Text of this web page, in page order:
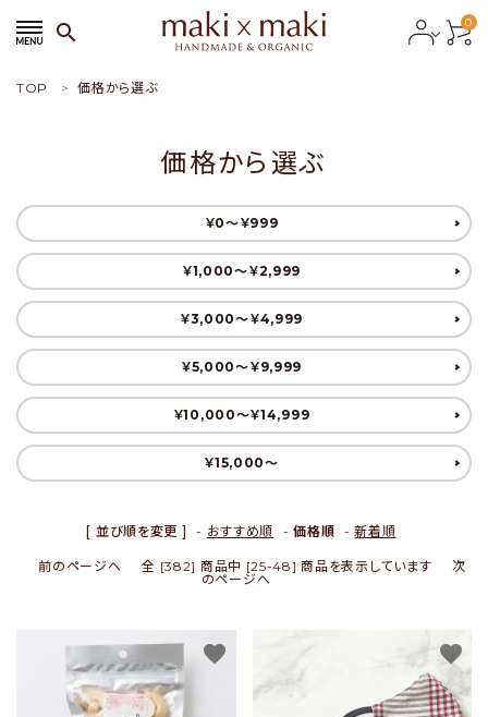
search 0
ようこそ ゲスト 様
meeting_room person 新規会員登録
おすすめ商品
新商品
特集
セール
素材から探す
TOP 価格から選ぶ
価格から選ぶ
￥0〜￥999
￥1,000〜￥2,999
￥3,000〜￥4,999
￥5,000〜￥9,999
￥10,000〜￥14,999
￥15,000〜
[ 並び順を変更 ] - おすすめ順 -価格順 -新着順
前のページへ 全 [382] 商品中 [25-48] 商品を表示しています
次
のページへ
favorite favorite